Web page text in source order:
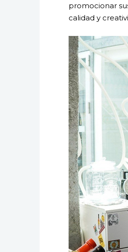
promocionar
calidad y